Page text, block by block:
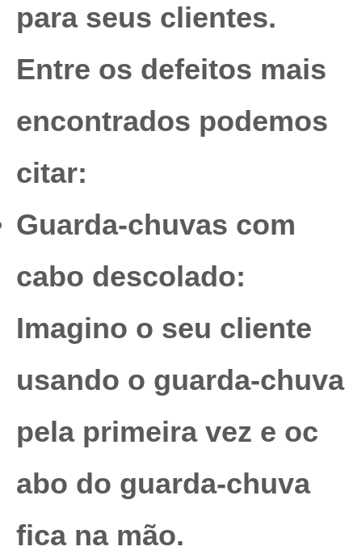
para seus clientes.
Entre os defeitos mais
encontrados podemos
citar:
Guarda-chuvas com
cabo descolado:
Imagino o seu cliente
usando o guarda-chuva
pela primeira vez e oc
abo do guarda-chuva
fica na mão.